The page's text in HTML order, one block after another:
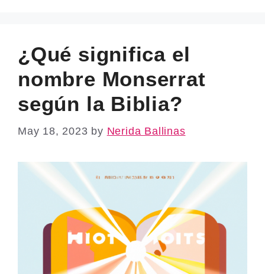
¿Qué significa el
nombre Monserrat
según la Biblia?
May 18, 2023 by Nerida Ballinas